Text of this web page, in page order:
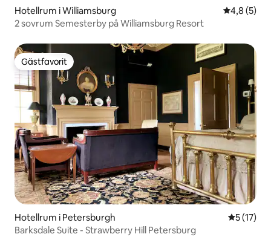
Hotellrum i Williamsburg 4,8 av 5 i
4,8 (5)
2 sovrum Semesterby på Williamsburg Resort
Gästfavorit
Gästfavorit
Hotellrum i Petersburgh 5 av 5 i
5 (17)
Barksdale Suite - Strawberry Hill Petersburg